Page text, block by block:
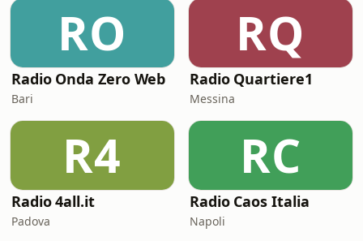
RO
Radio Onda Zero Web
Bari
RQ
Radio Quartiere1
Messina
R4
Radio 4all.it
Padova
RC
Radio Caos Italia
Napoli